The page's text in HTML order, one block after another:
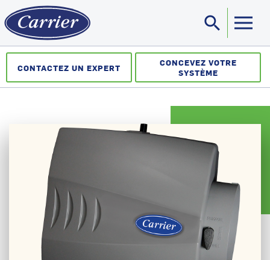
search
CONTACTEZ UN EXPERT
CONCEVEZ VOTRE
SYSTÈME